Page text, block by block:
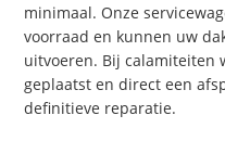
minimaal. Onze
voorraad en kunnen uw
uitvoeren. Bij calamiteiten
geplaatst en direct een
definitieve reparatie.